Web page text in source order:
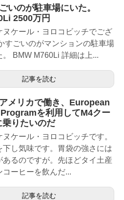
いのが駐車場にいた。
2500万円
ヌケール・ヨロコビッチでござ
すごいのがマンションの駐車場
。 BMW M760Li 詳細は上...
記事を読む
メリカで働き、European
を利用してM4クー
乗りたいのだ
ヌケール・ヨロコビッチです。
下し気味です。胃袋の強さには
あるのですが。先ほどタイ土産
コーヒーを飲んだ...
記事を読む